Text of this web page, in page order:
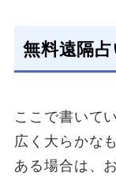
無料遠隔
ここで書いて
広く大らかな
ある場合は、